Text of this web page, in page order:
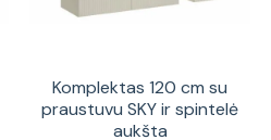
Komplektas 120 cm su
praustuvu SKY ir spintelė
aukšta